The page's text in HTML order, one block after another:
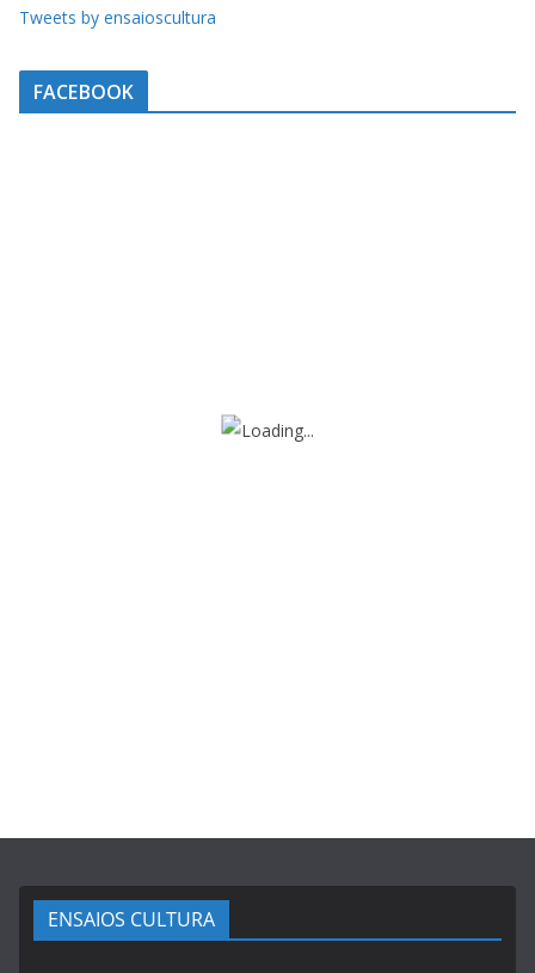
q
.
Tweets by ensaioscultura
FACEBOOK
ENSAIOS CULTURA